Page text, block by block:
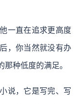
一直在追求更高度
，你当然就没有办
种低度的满足。
说，它是写完、写